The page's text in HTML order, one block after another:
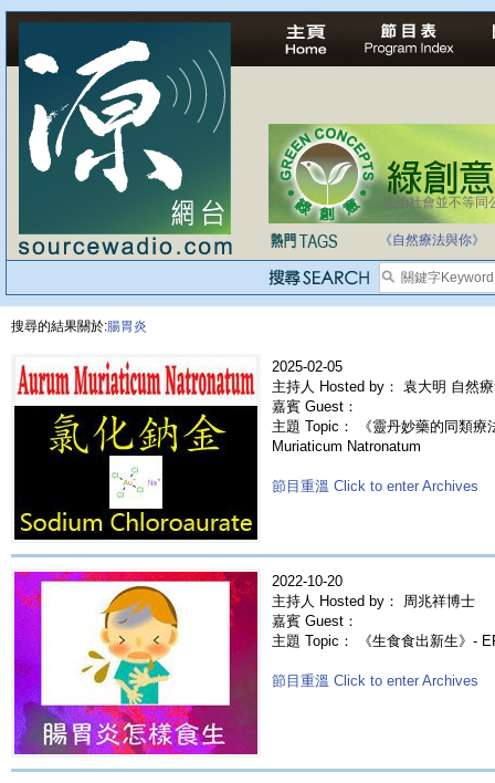
法治社會並不等同
《自然療法與你》
搜尋的結果關於:腸胃炎
2025-02-05
主持人 Hosted by： 袁大明 自然
嘉賓 Guest：
主題 Topic： 《靈丹妙藥的同類療
Muriaticum Natronatum
節目重溫 Click to enter Archives
2022-10-20
主持人 Hosted by： 周兆祥博士
嘉賓 Guest：
主題 Topic： 《生食食出新生》-
節目重溫 Click to enter Archives